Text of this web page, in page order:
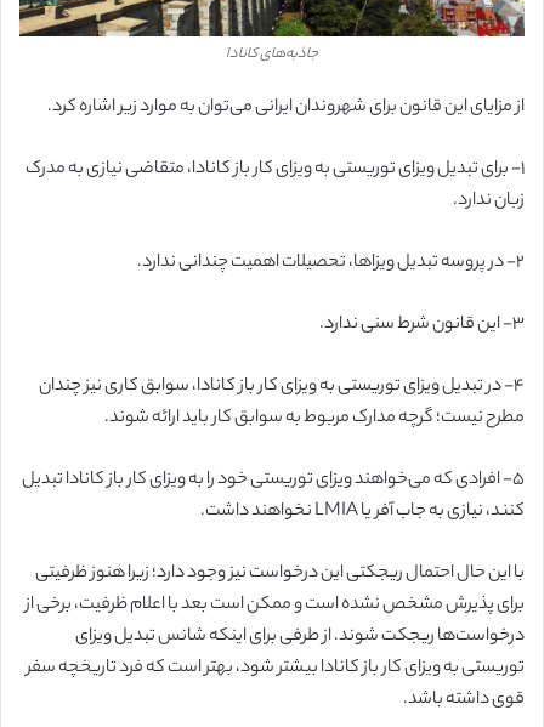
جاذبه‌های کانادا
از مزایای این قانون برای شهروندان ایرانی می‌توان به موارد زیر اشاره کرد.
۱- برای تبدیل ویزای توریستی به ویزای کار باز کانادا، متقاضی نیازی به مدرک
زبان ندارد.
۲- در پروسه تبدیل ویزاها، تحصیلات اهمیت چندانی ندارد.
۳- این قانون شرط سنی ندارد.
۴- در تبدیل ویزای توریستی به ویزای کار باز کانادا، سوابق کاری نیز چندان
مطرح نیست؛ گرچه مدارک مربوط به سوابق کار باید ارائه شوند.
۵- افرادی که می‌خواهند ویزای توریستی خود را به ویزای کار باز کانادا تبدیل
کنند، نیازی به جاب آفر یا LMIA نخواهند داشت.
با این حال احتمال ریجکتی این درخواست نیز وجود دارد؛ زیرا هنوز ظرفیتی
برای پذیرش مشخص نشده است و ممکن است بعد با اعلام ظرفیت، برخی از
درخواست‌ها ریجکت شوند. از طرفی برای اینکه شانس تبدیل ویزای
توریستی به ویزای کار باز کانادا بیشتر شود، بهتر است که فرد تاریخچه سفر
قوی داشته باشد.